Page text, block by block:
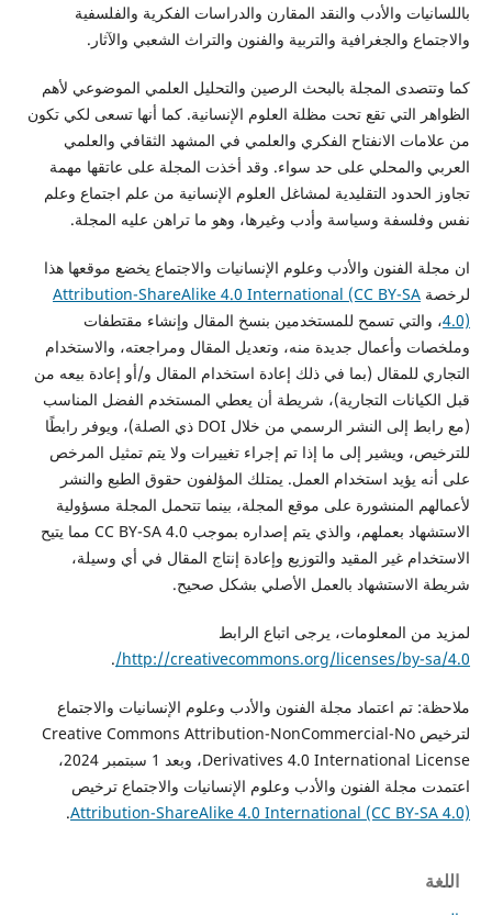
والأدب والنقد المقارن والدراسات الفكرية والفلسفية
والجغرافية والتربية والفنون والتراث الشعبي والآثار.
المجلة بالبحث الرصين والتحليل العلمي الموضوعي لأهم
التي تقع تحت مظلة العلوم الإنسانية. كما أنها تسعى لكي تكون
الانفتاح الفكري والعلمي في المشهد الثقافي والعلمي
والمحلي على حد سواء. وقد أخذت المجلة على عاتقها مهمة
التقليدية لمشاغل العلوم الإنسانية من علم اجتماع وعلم
وسياسة وأدب وغيرها، وهو ما تراهن عليه المجلة.
الفنون والأدب وعلوم الإنسانيات والاجتماع يخضع موقعها هذا
Attribution-ShareAlike 4.0 International (CC BY-SA
تسمح للمستخدمين بنسخ المقال وإنشاء مقتطفات
وأعمال جديدة منه، وتعديل المقال ومراجعته، والاستخدام
للمقال (بما في ذلك إعادة استخدام المقال و/أو إعادة بيعه من
التجارية)، شريطة أن يعطي المستخدم الفضل المناسب
(مع رابط إلى النشر الرسمي من خلال DOI ذي الصلة)، ويوفر رابطًا
ويشير إلى ما إذا تم إجراء تغييرات ولا يتم تمثيل المرخص
يؤيد استخدام العمل. يمتلك المؤلفون حقوق الطبع والنشر
المنشورة على موقع المجلة، بينما تتحمل المجلة مسؤولية
الاستشهاد بعملهم، والذي يتم إصداره بموجب CC BY-SA 4.0 مما يتيح
غير المقيد والتوزيع وإعادة إنتاج المقال في أي وسيلة،
بالعمل الأصلي بشكل صحيح.
المعلومات، يرجى اتباع الرابط
http://creativecommons.org/licenses/by-
.
تم اعتماد مجلة الفنون والأدب وعلوم الإنسانيات والاجتماع
لترخيص Creative Commons Attribution-NonCommercial-No
Derivatives 4.0 International License، وبعد 1 سبتمبر 2024،
الفنون والأدب وعلوم الإنسانيات والاجتماع ترخيص
Attribution-ShareAlike 4.0 International (CC BY-
.